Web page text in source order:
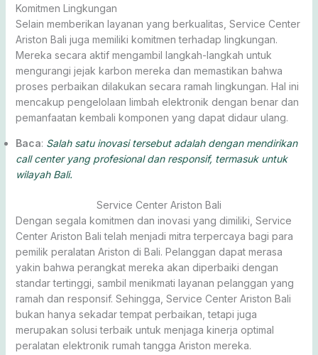
Komitmen Lingkungan
Selain memberikan layanan yang berkualitas, Service Center
Ariston Bali juga memiliki komitmen terhadap lingkungan.
Mereka secara aktif mengambil langkah-langkah untuk
mengurangi jejak karbon mereka dan memastikan bahwa
proses perbaikan dilakukan secara ramah lingkungan. Hal ini
mencakup pengelolaan limbah elektronik dengan benar dan
pemanfaatan kembali komponen yang dapat didaur ulang.
Baca: Salah satu inovasi tersebut adalah dengan mendirikan
call center yang profesional dan responsif, termasuk untuk
wilayah Bali.
Service Center Ariston Bali
Dengan segala komitmen dan inovasi yang dimiliki, Service
Center Ariston Bali telah menjadi mitra terpercaya bagi para
pemilik peralatan Ariston di Bali. Pelanggan dapat merasa
yakin bahwa perangkat mereka akan diperbaiki dengan
standar tertinggi, sambil menikmati layanan pelanggan yang
ramah dan responsif. Sehingga, Service Center Ariston Bali
bukan hanya sekadar tempat perbaikan, tetapi juga
merupakan solusi terbaik untuk menjaga kinerja optimal
peralatan elektronik rumah tangga Ariston mereka.